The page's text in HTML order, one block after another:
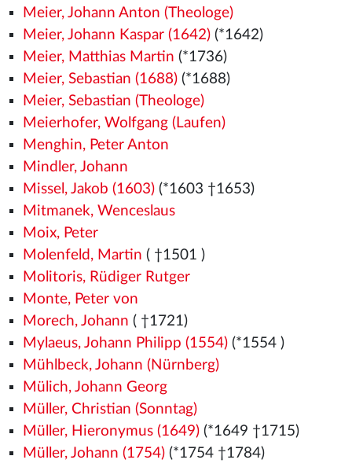
Meier, Johann Anton (Theologe)
Meier, Johann Kaspar (1642)(*1642)
Meier, Matthias Martin (*1736)
Meier, Sebastian (1688)(*1688)
Meier, Sebastian (Theologe)
Meierhofer, Wolfgang (Laufen)
Menghin, Peter Anton
Mindler, Johann
Missel, Jakob (1603)(*1603 †1653)
Mitmanek, Wenceslaus
Moix, Peter
Molenfeld, Martin ( †1501 )
Molitoris, Rüdiger Rutger
Monte, Peter von
Morech, Johann ( †1721)
Mylaeus, Johann Philipp (1554)(*1554 )
Mühlbeck, Johann (Nürnberg)
Mülich, Johann Georg
Müller, Christian (Sonntag)
Müller, Hieronymus (1649)(*1649 †1715)
Müller, Johann (1754)(*1754 †1784)